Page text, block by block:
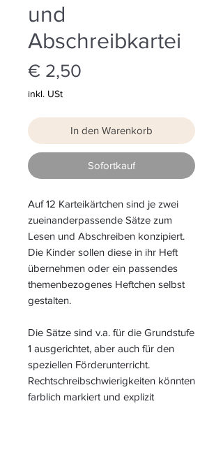
und
Abschreibkartei
€ 2,50
inkl. USt
In den Warenkorb
Sofortkauf
Auf 12 Karteikärtchen sind je zwei
zueinanderpassende Sätze zum
Lesen und Abschreiben konzipiert.
Die Kinder sollen diese in ihr Heft
übernehmen oder ein passendes
themenbezogenes Heftchen selbst
gestalten.
Die Sätze sind v.a. für die Grundstufe
1 ausgerichtet, aber auch für den
speziellen Förderunterricht.
Rechtschreibschwierigkeiten könnten
farblich markiert und explizit